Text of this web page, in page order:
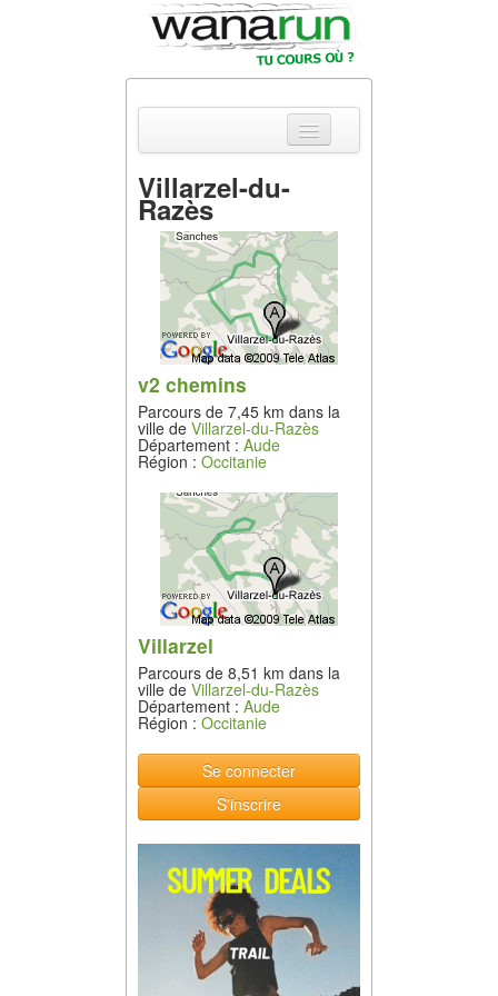
Actualités
Equipements &
Tests
Parcours &
Courses
Outils & Réseaux
Villarzel-du-
Razès
v2 chemins
Parcours de 7,45 km dans la
ville de Villarzel-du-Razès
Département : Aude
Région : Occitanie
Villarzel
Parcours de 8,51 km dans la
ville de Villarzel-du-Razès
Département : Aude
Région : Occitanie
Se connecter
S'inscrire